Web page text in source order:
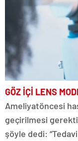
GÖZ İÇİ LENS
Ameliyatöncesi
geçirilmesi
şöyle dedi: